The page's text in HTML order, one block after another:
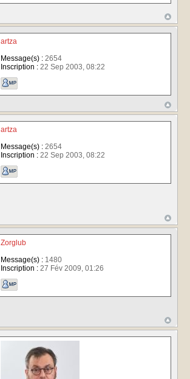
artza
Message(s) :2654
Inscription :22 Sep 2003, 08:22
artza
Message(s) :2654
Inscription :22 Sep 2003, 08:22
Zorglub
Message(s) :1480
Inscription :27 Fév 2009, 01:26